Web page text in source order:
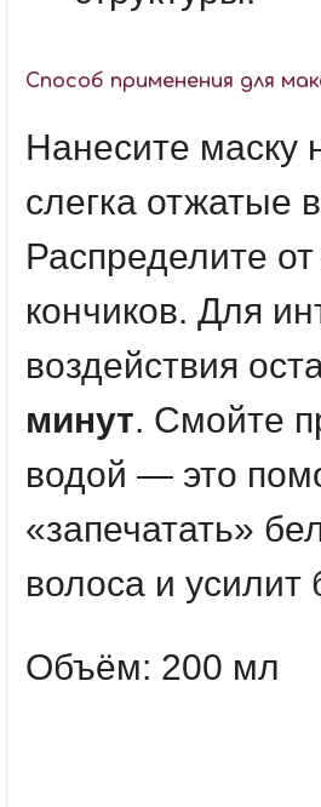
Способ применения для
Нанесите
слегка отжатые
Распределите
кончиков. Для
воздействия
минут. Смойте
водой — это
«запечатать»
волоса и усилит
Объём: 200 мл